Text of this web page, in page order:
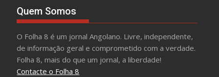
Quem Somos
O Folha 8 é um jornal Angolano. Livre, independente,
de informação geral e comprometido com a verdade.
Folha 8, mais do que um jornal, a liberdade!
Contacte o Folha 8